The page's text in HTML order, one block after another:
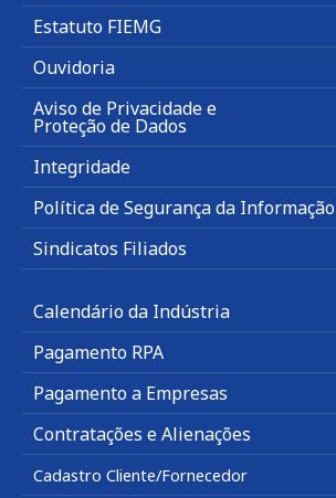
Estatuto FIEMG
Ouvidoria
Aviso de Privacidade e
Proteção de Dados
Integridade
Política de Segurança da Informação
Sindicatos Filiados
Calendário da Indústria
Pagamento RPA
Pagamento a Empresas
Contratações e Alienações
Cadastro Cliente/Fornecedor